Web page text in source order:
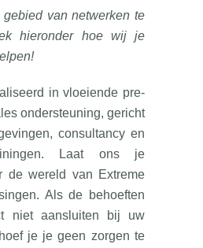
van netwerken te
hieronder hoe wij je
in vloeiende pre-
ondersteuning, gericht
consultancy en
Laat ons je
de wereld van Extreme
Als de behoeften
niet aansluiten bij uw
je je geen zorgen te